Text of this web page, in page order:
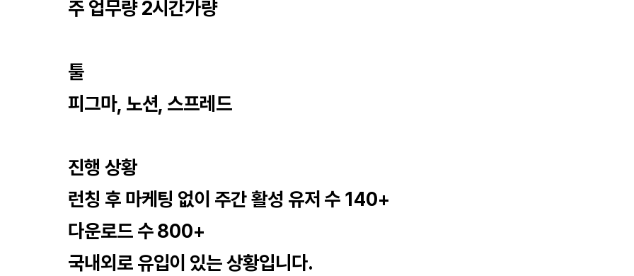
주 업무량 2시간가량
툴
피그마, 노션, 스프레드
진행 상황
런칭 후 마케팅 없이 주간 활성 유저 수 140+
다운로드 수 800+
국내외로 유입이 있는 상황입니다.